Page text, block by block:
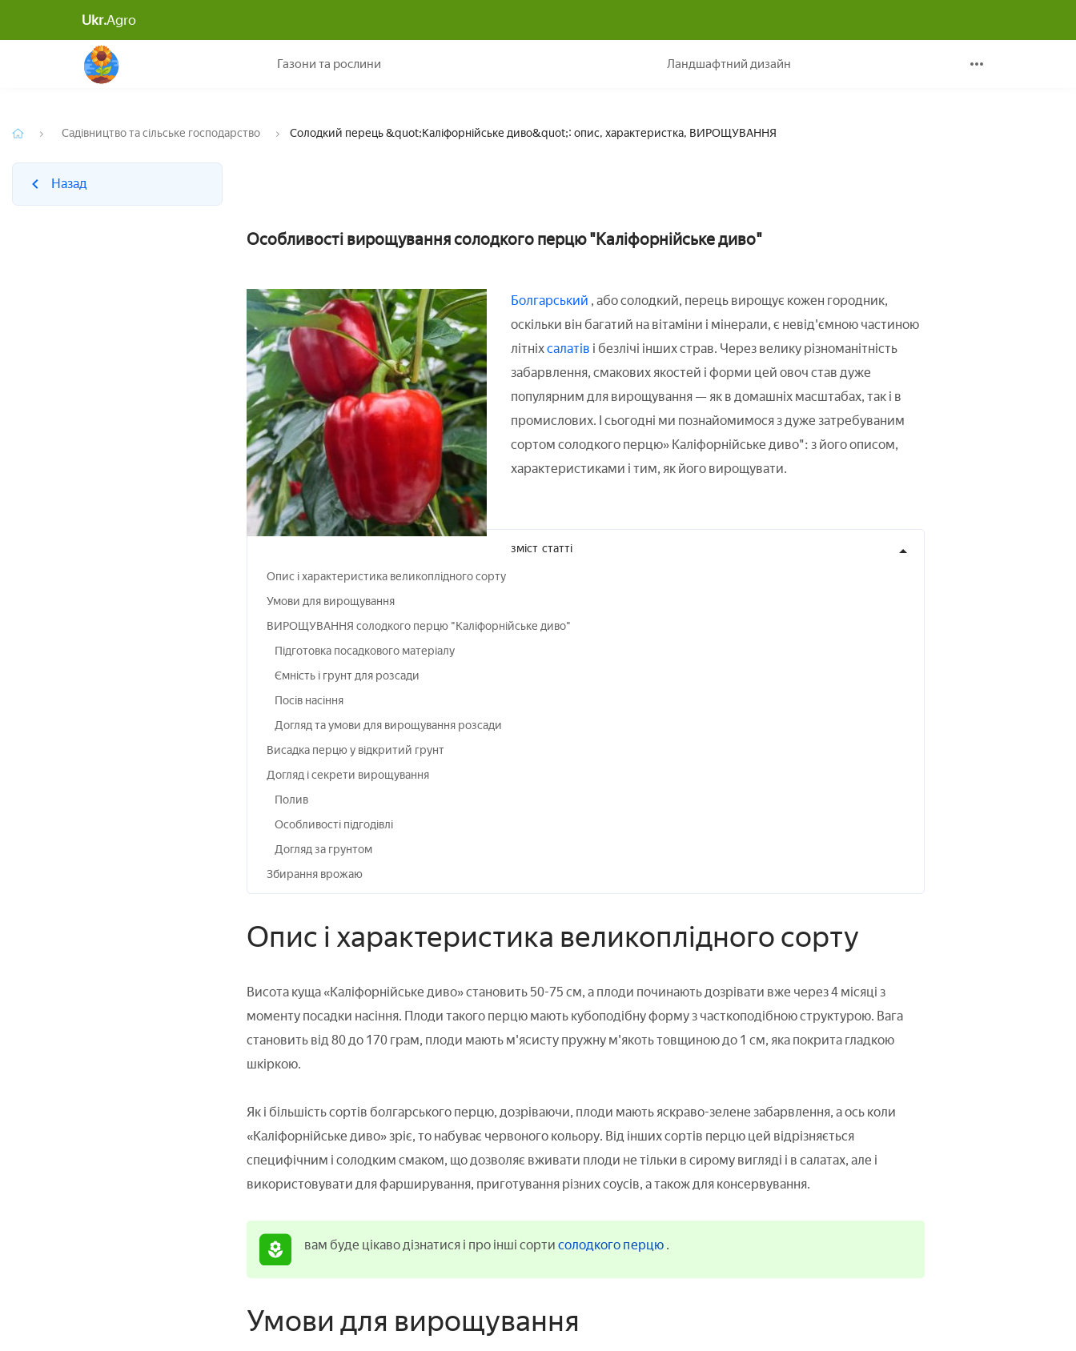
Ukr.Agro
Газони та рослини Ландшафтний дизайн
Назад
Садівництво та сільське господарство Солодкий перець &quot;Каліфорнійське диво&quot;: опис, характеристка, ВИРОЩУВАННЯ
Назад
Особливості вирощування солодкого перцю "Каліфорнійське диво"
Болгарський , або солодкий, перець вирощує кожен городник,
оскільки він багатий на вітаміни і мінерали, є невід'ємною частиною
літніхсалатів і безлічі інших страв. Через велику різноманітність
забарвлення, смакових якостей і форми цей овоч став дуже
популярним для вирощування — як в домашніх масштабах, так і в
промислових. І сьогодні ми познайомимося з дуже затребуваним
сортом солодкого перцю» Каліфорнійське диво": з його описом,
характеристиками і тим, як його вирощувати.
зміст статті
Опис і характеристика великоплідного сорту
Умови для вирощування
ВИРОЩУВАННЯ солодкого перцю "Каліфорнійське диво"
Підготовка посадкового матеріалу
Ємність і грунт для розсади
Посів насіння
Догляд та умови для вирощування розсади
Висадка перцю у відкритий грунт
Догляд і секрети вирощування
Полив
Особливості підгодівлі
Догляд за грунтом
Збирання врожаю
Опис і характеристика великоплідного сорту
Висота куща «Каліфорнійське диво» становить 50-75 см, а плоди починають дозрівати вже через 4 місяці з
моменту посадки насіння. Плоди такого перцю мають кубоподібну форму з часткоподібною структурою. Вага
становить від 80 до 170 грам, плоди мають м'ясисту пружну м'якоть товщиною до 1 см, яка покрита гладкою
шкіркою.
Як і більшість сортів болгарського перцю, дозріваючи, плоди мають яскраво-зелене забарвлення, а ось коли
«Каліфорнійське диво» зріє, то набуває червоного кольору. Від інших сортів перцю цей відрізняється
специфічним і солодким смаком, що дозволяє вживати плоди не тільки в сирому вигляді і в салатах, але і
використовувати для фарширування, приготування різних соусів, а також для консервування.
вам буде цікаво дізнатися і про інші сорти солодкого перцю .
Умови для вирощування